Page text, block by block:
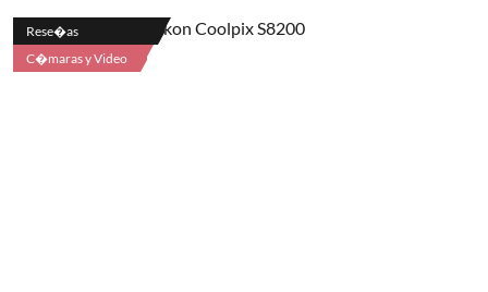
Rese�as
C�maras y Video